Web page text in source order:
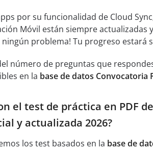
por su funcionalidad de Cloud
Móvil están siempre actualizadas
problema! Tu progreso estará
número de preguntas que
en la base de datos Convocatoria
el test de práctica en PDF
y actualizada 2026?
los test basados en la base de